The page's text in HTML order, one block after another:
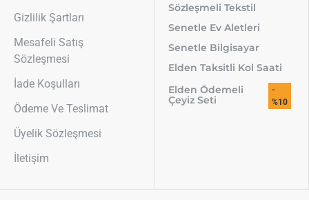
Gizlilik Şartları
Mesafeli Satış
Sözleşmesi
İade Koşulları
Ödeme Ve Teslimat
Üyelik Sözleşmesi
İletişim
Sözleşmeli Tekstil
Senetle Ev Aletleri
Senetle Bilgisayar
Elden Taksitli Kol Saati
Elden Ödemeli
Çeyiz Seti
-
%10